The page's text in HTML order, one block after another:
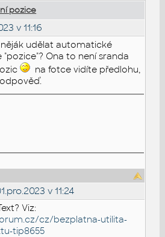
pozice
v 11:16
udělat automatické
Ona to není sranda
na fotce vidíte předlohu,
v 11:24
Viz:
cz/bezplatna-utilita-
tip8655